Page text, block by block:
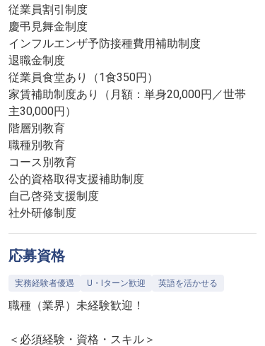
従業員割引制度
慶弔見舞金制度
インフルエンザ予防接種費用補助制度
退職金制度
従業員食堂あり（1食350円）
家賃補助制度あり（月額：単身20,000円／世帯
主30,000円）
階層別教育
職種別教育
コース別教育
公的資格取得支援補助制度
自己啓発支援制度
社外研修制度
応募資格
実務経験者優遇 U・Iターン歓迎 英語を活かせる
職種（業界）未経験歓迎！
＜必須経験・資格・スキル＞